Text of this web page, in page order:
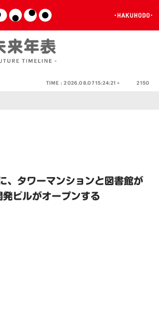
TIME :2026.08.07 15:24:21 > 2150
、タワーマンションと図書館が
ビルがオープンする